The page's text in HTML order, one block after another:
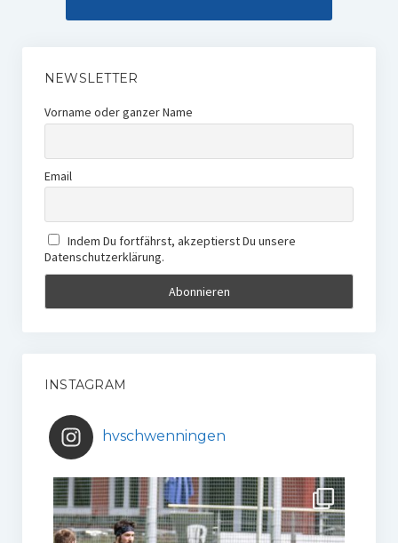
NEWSLETTER
Vorname oder ganzer Name
Email
Indem Du fortfährst, akzeptierst Du unsere
Datenschutzerklärung.
INSTAGRAM
hvschwenningen